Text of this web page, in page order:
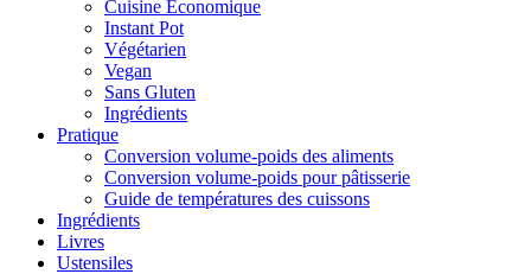
Cuisine Économique
Instant Pot
Végétarien
Vegan
Sans Gluten
Ingrédients
Pratique
Conversion volume-poids des aliments
Conversion volume-poids pour pâtisserie
Guide de températures des cuissons
Ingrédients
Livres
Ustensiles